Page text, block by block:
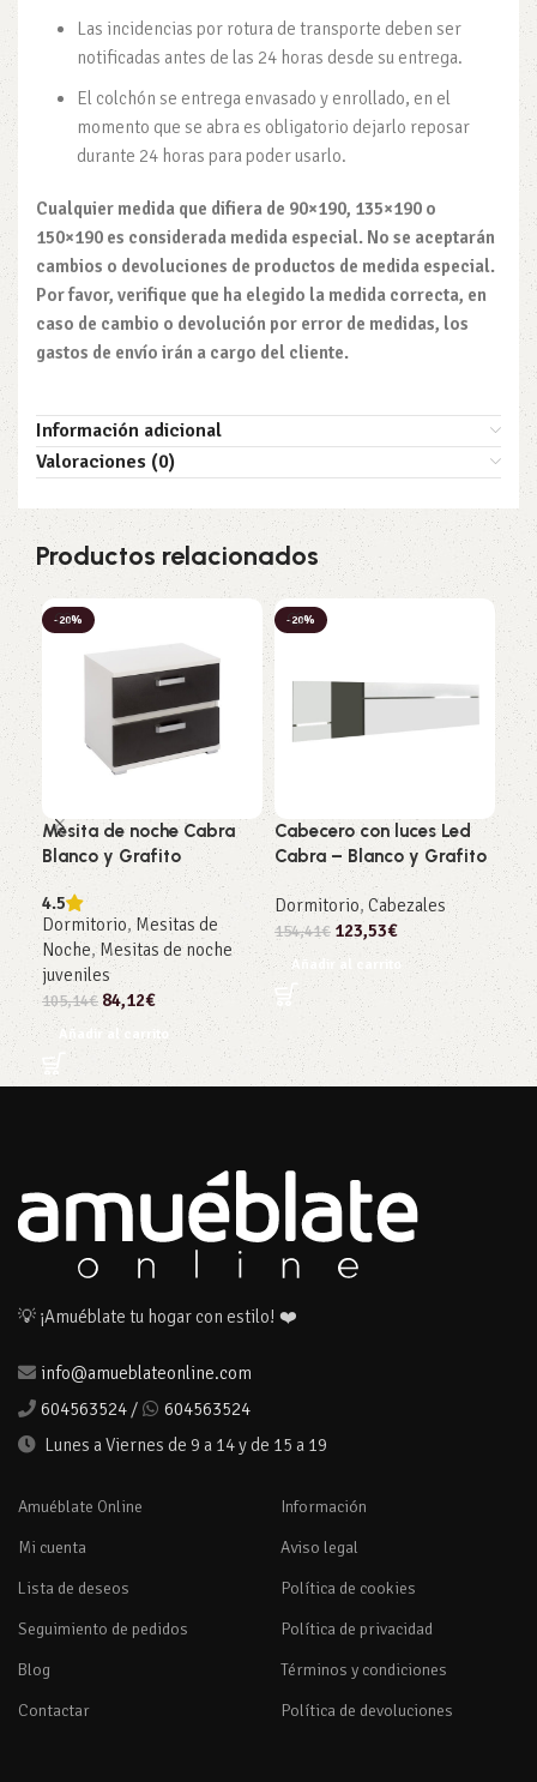
Las incidencias por rotura de transporte deben ser
notificadas antes de las 24 horas desde su entrega.
El colchón se entrega envasado y enrollado, en el
momento que se abra es obligatorio dejarlo reposar
durante 24 horas para poder usarlo.
Cualquier medida que difiera de 90×190, 135×190 o
150×190 es considerada medida especial. No se aceptarán
cambios o devoluciones de productos de medida especial.
Por favor, verifique que ha elegido la medida correcta, en
caso de cambio o devolución por error de medidas, los
gastos de envío irán a cargo del cliente.
Información adicional
Valoraciones (0)
Productos relacionados
-20%
Mesita de noche Cabra
Blanco y Grafito
4.5
Dormitorio, Mesitas de
Noche,Mesitas de noche
juveniles
105,14€ 84,12€
Añadir al carrito
-20%
Cabecero con luces Led
Cabra – Blanco y Grafito
Dormitorio, Cabezales
154,41€ 123,53€
Añadir al carrito
-
💡 ¡Amuéblate tu hogar con estilo! ❤️
info@amueblateonline.com
604563524 /
604563524
Lunes a Viernes de 9 a 14 y de 15 a 19
Amuéblate Online
Mi cuenta
Lista de deseos
Seguimiento de pedidos
Blog
Contactar
Información
Aviso legal
Política de cookies
Política de privacidad
Términos y condiciones
Política de devoluciones